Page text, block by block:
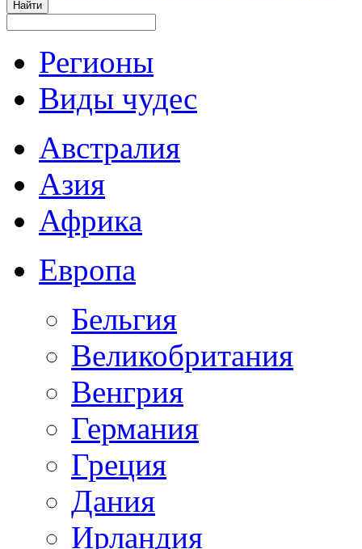
Регионы
Виды чудес
Австралия
Азия
Африка
Европа
Бельгия
Великобритания
Венгрия
Германия
Греция
Дания
Ирландия